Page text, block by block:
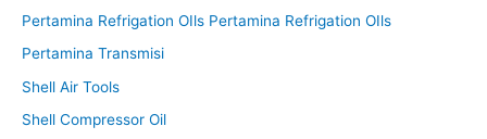
Pertamina Refrigation OIls Pertamina Refrigation OIls
Pertamina Transmisi
Shell Air Tools
Shell Compressor Oil